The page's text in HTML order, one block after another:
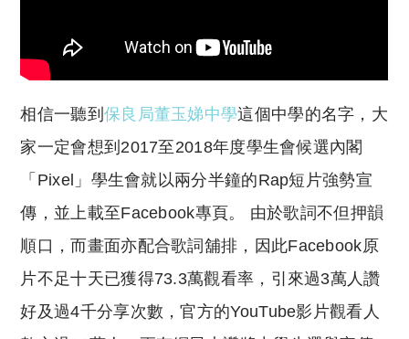
相信一聽到 保良局董玉娣中學這個中學的名字，大
家一定會想到 2017至2018年度學生會候選內閣
「Pixel」學生會就以兩分半鐘的Rap短片強勢宣
傳，並上載至Facebook專頁。 由於歌詞不但押韻
順口，而畫面亦配合歌詞舖排，因此Facebook原
片不足十天已獲得73.3萬觀看率，引來過3萬人讚
好及過4千分享次數，官方的YouTube影片觀看人